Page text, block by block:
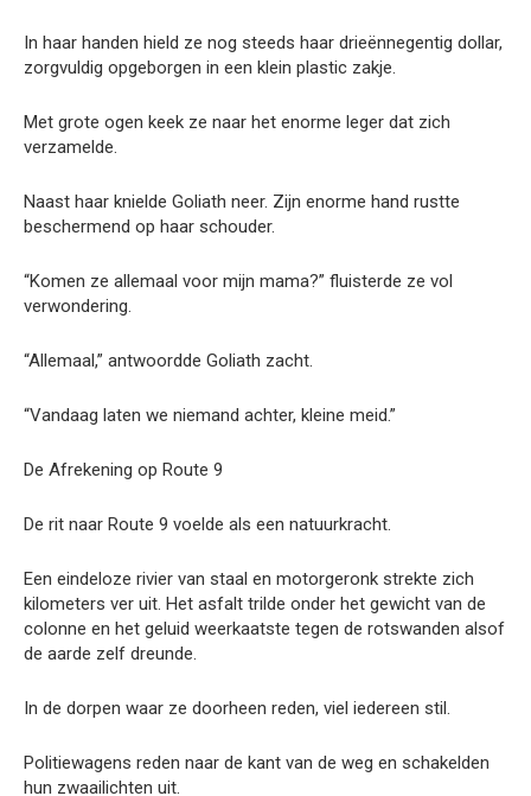
In haar handen hield ze nog steeds haar drieënnegentig dollar,
zorgvuldig opgeborgen in een klein plastic zakje.
Met grote ogen keek ze naar het enorme leger dat zich
verzamelde.
Naast haar knielde Goliath neer. Zijn enorme hand rustte
beschermend op haar schouder.
“Komen ze allemaal voor mijn mama?” fluisterde ze vol
verwondering.
“Allemaal,” antwoordde Goliath zacht.
“Vandaag laten we niemand achter, kleine meid.”
De Afrekening op Route 9
De rit naar Route 9 voelde als een natuurkracht.
Een eindeloze rivier van staal en motorgeronk strekte zich
kilometers ver uit. Het asfalt trilde onder het gewicht van de
colonne en het geluid weerkaatste tegen de rotswanden alsof
de aarde zelf dreunde.
In de dorpen waar ze doorheen reden, viel iedereen stil.
Politiewagens reden naar de kant van de weg en schakelden
hun zwaailichten uit.